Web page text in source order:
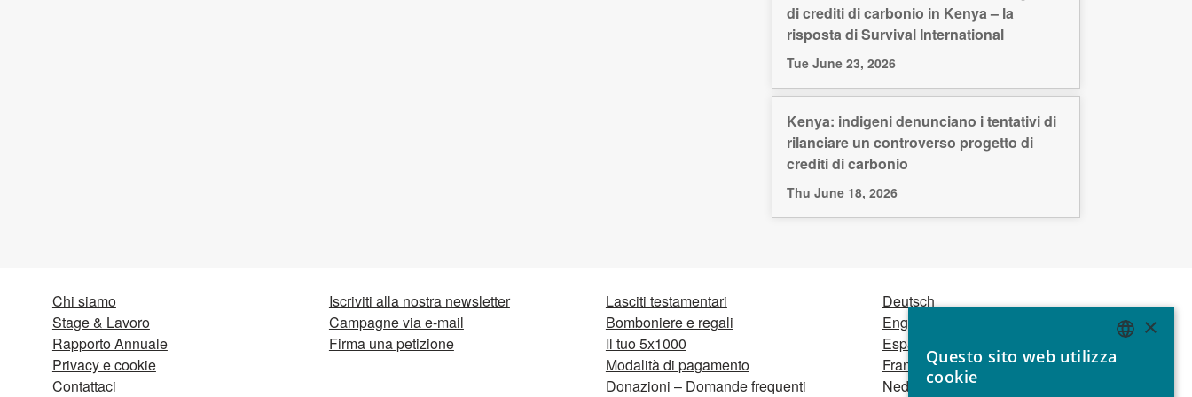
di crediti di carbonio in Kenya – la
risposta di Survival International
Tue June 23, 2026
Kenya: indigeni denunciano i tentativi di
rilanciare un controverso progetto di
crediti di carbonio
Thu June 18, 2026
Chi siamo
Stage & Lavoro
Rapporto Annuale
Privacy e cookie
Contattaci
Iscriviti alla nostra newsletter
Campagne via e-mail
Firma una petizione
Lasciti testamentari
Bomboniere e regali
Il tuo 5x1000
Modalità di pagamento
Donazioni – Domande frequenti
Deutsch
English
Español
Français
Nederlands
ENGLISH
×
Questo sito web utilizza
cookie